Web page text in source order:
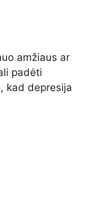
amžiaus ar
padėti
kad depresija